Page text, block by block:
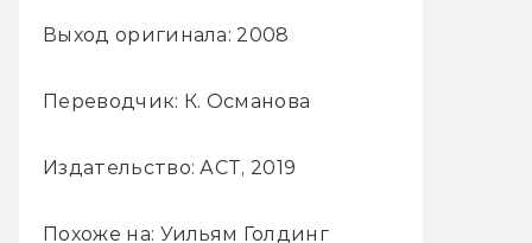
Выход оригинала: 2008
Переводчик: К. Османова
Издательство: АСТ, 2019
Похоже на: Уильям Голдинг